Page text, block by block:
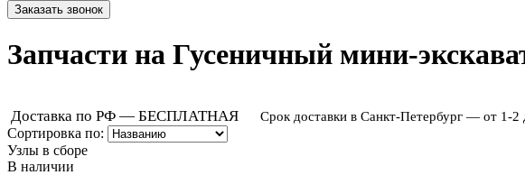
Запчасти на Гусеничный мини-
Доставка по РФ — БЕСПЛАТНАЯ Срок доставки в Санкт-Петербург — от 1-2
Сортировка по:
Узлы в сборе
В наличии